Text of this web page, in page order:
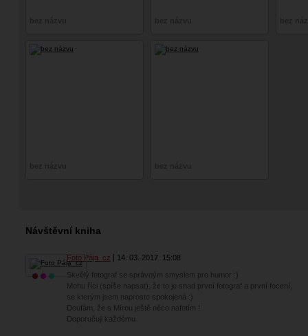
Návštěvní kniha
Foto Pája_cz 14. 03. 2017 15:08
Skvělý fotograf se správným smyslem pro humor :)
Mohu říci (spíše napsat), že to je snad první fotograf a první focení,
se kterým jsem naprosto spokojená :)
Doufám, že s Mírou ještě něco nafotím !
Doporučuji každému.